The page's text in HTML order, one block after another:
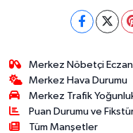
Merkez Nöbetçi
Merkez Hava Durumu
Merkez Trafik
Puan Durumu ve
Tüm Manşetler